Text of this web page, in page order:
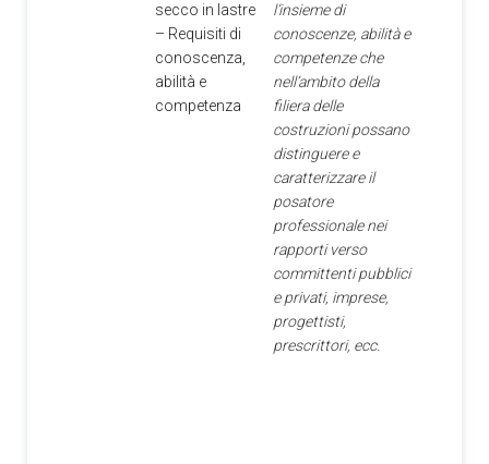
secco in lastre
– Requisiti di
conoscenza,
abilità e
competenza
l’insieme di
conoscenze, abilità e
competenze che
nell’ambito della
filiera delle
costruzioni possano
distinguere e
caratterizzare il
posatore
professionale nei
rapporti verso
committenti pubblici
e privati, imprese,
progettisti,
prescrittori, ecc.